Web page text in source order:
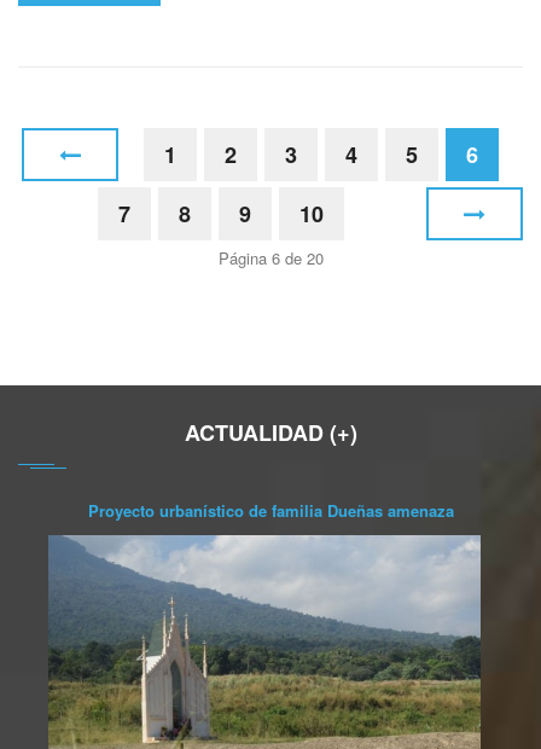
1 2 3 4 5
6
7
8 9 10
Página 6 de 20
ACTUALIDAD (+)
Proyecto urbanístico de familia Dueñas amenaza